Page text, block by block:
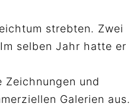
strebten. Zwei
selben Jahr hatte er
und
Galerien aus.